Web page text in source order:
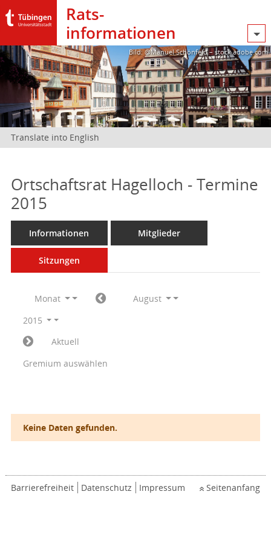
Rats­
informationen
Bild: @Manuel Schönfeld – stock.adobe.com
Translate into English
Ortschaftsrat Hagelloch - Termine
2015
Informationen Mitglieder
Sitzungen
Monat
August
2015
Aktuell
Gremium auswählen
Keine Daten gefunden.
Barrierefreiheit Datenschutz Impressum Seitenanfang